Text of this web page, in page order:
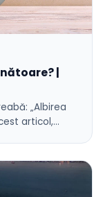
|
„Albirea
articol,…